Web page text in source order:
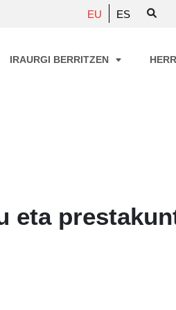
EU ES
IRAURGI BERRITZEN
eta